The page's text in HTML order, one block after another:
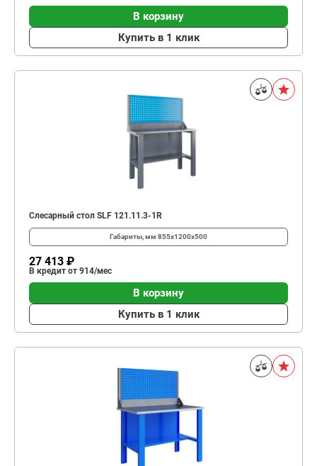
В корзину
Купить в 1 клик
Слесарный стол SLF 121.11.3-1R
Габариты, мм 855x1200x500
27 413 ₽
В кредит от 914/мес
В корзину
Купить в 1 клик